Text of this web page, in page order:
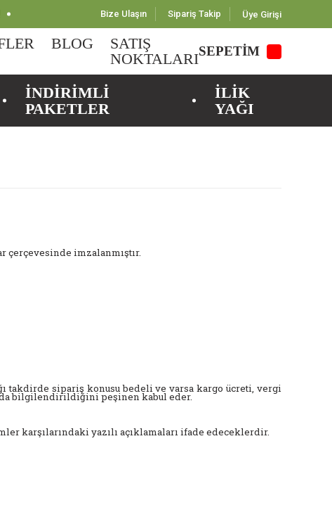
Bize Ulaşın Sipariş Takip Üye Girişi
BLOG
SATIŞ
NOKTALARISEPETİM
İNDİRİMLİ
PAKETLER
İLİK
YAĞI
çerçevesinde imzalanmıştır.
takdirde sipariş konusu bedeli ve varsa kargo ücreti, vergi
bilgilendirildiğini peşinen kabul eder.
karşılarındaki yazılı açıklamaları ifade edeceklerdir.